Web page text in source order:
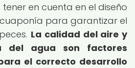
en cuenta en el diseño
para garantizar el
La calidad del aire y
del agua son factores
el correcto desarrollo